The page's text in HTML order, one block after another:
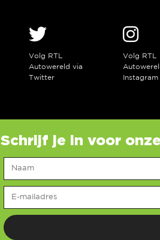
Volg RTL
Autowereld via
Twitter
Volg RTL
Instagram
Schrijf je in voor